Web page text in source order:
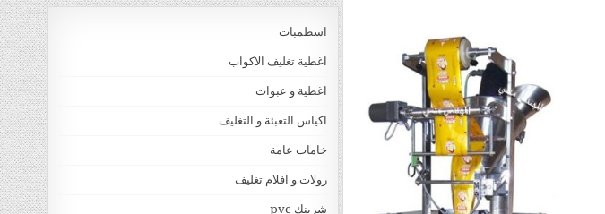
اسطمبات
اغطية تغليف الاكواب
اغطية و عبوات
اكياس التعبئة و التغليف
خامات عامة
رولات و افلام تغليف
شرينك pvc